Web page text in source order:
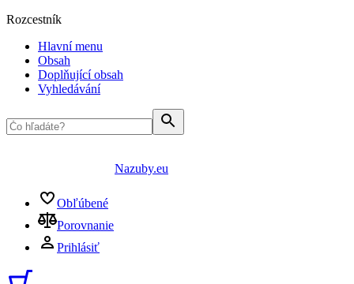
Rozcestník
Hlavní menu
Obsah
Doplňující obsah
Vyhledávání
Nazuby.eu
Obľúbené
Porovnanie
Prihlásiť